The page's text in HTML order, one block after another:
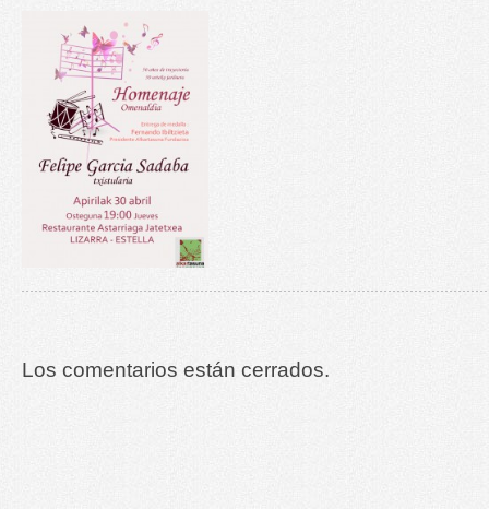
Los comentarios están cerrados.